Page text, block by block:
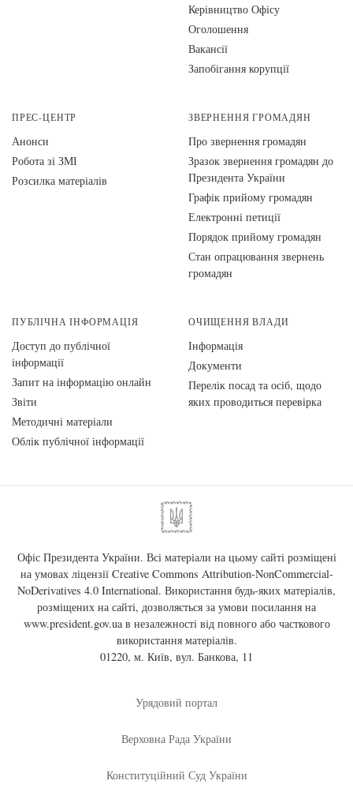
Керівництво Офісу
Оголошення
Вакансії
Запобігання корупції
ПРЕС-ЦЕНТР
Анонси
Робота зі ЗМІ
Розсилка матеріалів
ЗВЕРНЕННЯ ГРОМАДЯН
Про звернення громадян
Зразок звернення громадян до
Президента України
Графік прийому громадян
Електронні петиції
Порядок прийому громадян
Стан опрацювання звернень
громадян
ПУБЛІЧНА ІНФОРМАЦІЯ
Доступ до публічної
інформації
Запит на інформацію онлайн
Звіти
Методичні матеріали
Облік публічної інформації
ОЧИЩЕННЯ ВЛАДИ
Інформація
Документи
Перелік посад та осіб, щодо
яких проводиться перевірка
Офіс Президента України. Всі матеріали на цьому сайті розміщені
на умовах ліцензії Creative Commons Attribution-NonCommercial-
NoDerivatives 4.0 International. Використання будь-яких матеріалів,
розміщених на сайті, дозволяється за умови посилання на
www.president.gov.uaв незалежності від повного або часткового
використання матеріалів.
01220, м. Київ, вул. Банкова, 11
Урядовий портал
Верховна Рада України
Конституційний Суд України